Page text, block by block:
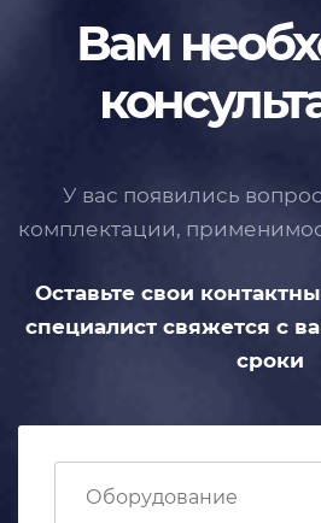
Вам
У вас появились
комплектации,
Оставьте свои
специалист свяжется с
сроки